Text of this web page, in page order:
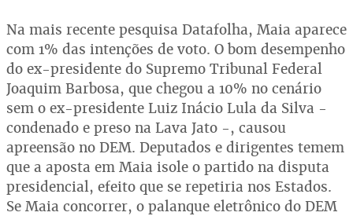
Na mais recente pesquisa Datafolha, Maia aparece
com 1% das intenções de voto. O bom desempenho
do ex-presidente do Supremo Tribunal Federal
Joaquim Barbosa, que chegou a 10% no cenário
sem o ex-presidente Luiz Inácio Lula da Silva -
condenado e preso na Lava Jato -, causou
apreensão no DEM. Deputados e dirigentes temem
que a aposta em Maia isole o partido na disputa
presidencial, efeito que se repetiria nos Estados.
Se Maia concorrer, o palanque eletrônico do DEM